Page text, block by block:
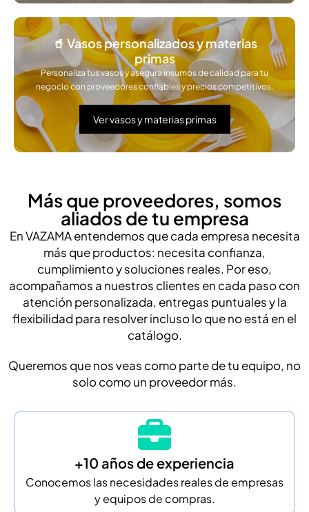
🥤 Vasos personalizados y materias
primas
Personaliza tus vasos y asegura insumos de calidad para tu
negocio con proveedores confiables y precios competitivos.
Ver vasos y materias primas
Más que proveedores, somos
aliados de tu empresa
En VAZAMA entendemos que cada empresa necesita
más que productos: necesita confianza,
cumplimiento y soluciones reales. Por eso,
acompañamos a nuestros clientes en cada paso con
atención personalizada, entregas puntuales y la
flexibilidad para resolver incluso lo que no está en el
catálogo.
Queremos que nos veas como parte de tu equipo, no
solo como un proveedor más.
+10 años de experiencia
Conocemos las necesidades reales de empresas
y equipos de compras.